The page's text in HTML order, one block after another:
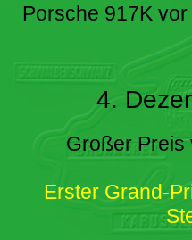
Porsche 917K
4.
Großer Preis
Erster Grand-